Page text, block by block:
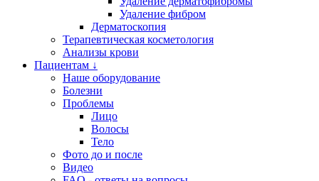
Удаление фибром
Дерматоскопия
Терапевтическая косметология
Анализы крови
Пациентам ↓
Наше оборудование
Болезни
Проблемы
Лицо
Волосы
Тело
Фото до и после
Видео